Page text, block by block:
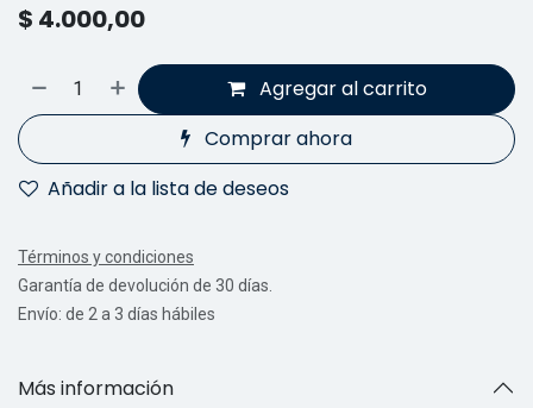
$ 4.000,00
Agregar al carrito
Comprar ahora
Añadir a la lista de deseos
Términos y condiciones
Garantía de devolución de 30 días.
Envío: de 2 a 3 días hábiles
Más información